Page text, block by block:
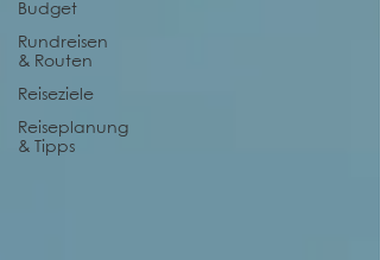
Budget
Rundreisen
& Routen
Reiseziele
Reiseplanung
& Tipps